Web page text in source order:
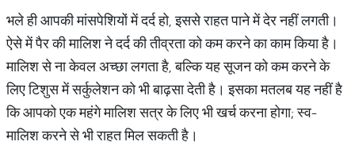
भले ही आपकी मांसपेशियों में दर्द हो, इससे राहत पाने में देर नहीं लगती।
ऐसे में पैर की मालिश ने दर्द की तीव्रता को कम करने का काम किया है।
मालिश से ना केवल अच्छा लगता है, बल्कि यह सूजन को कम करने के
लिए टिशुस में सर्कुलेशन को भी बाढ़सा देती है। इसका मतलब यह नहीं है
कि आपको एक महंगे मालिश सत्र के लिए भी खर्च करना होगा; स्व-
मालिश करने से भी राहत मिल सकती है।